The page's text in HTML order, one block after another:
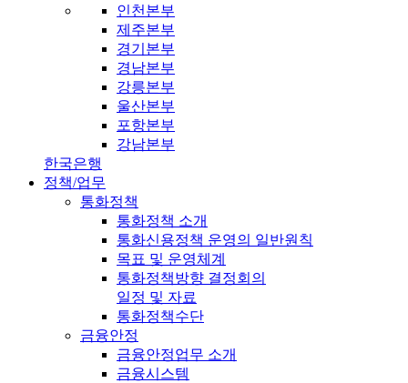
인천본부
제주본부
경기본부
경남본부
강릉본부
울산본부
포항본부
강남본부
한국은행
정책/업무
통화정책
통화정책 소개
통화신용정책 운영의 일반원칙
목표 및 운영체계
통화정책방향 결정회의
일정 및 자료
통화정책수단
금융안정
금융안정업무 소개
금융시스템